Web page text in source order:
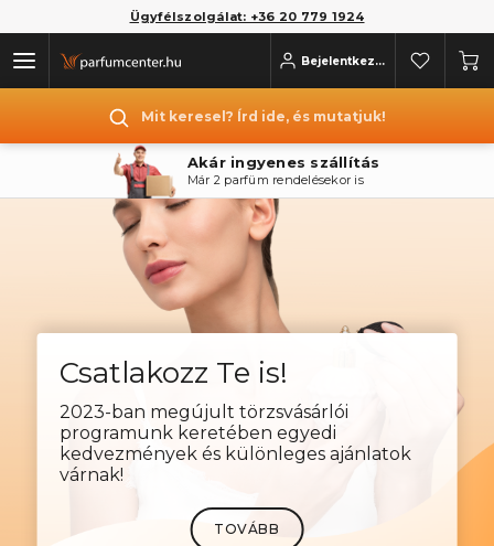
Ügyfélszolgálat: +36 20 779 1924
Bejelentkezés
Mit keresel? Írd ide, és mutatjuk!
Akár ingyenes szállítás
Már 2 parfüm rendelésekor is
Csatlakozz Te is!
2023-ban megújult törzsvásárlói
programunk keretében egyedi
kedvezmények és különleges ajánlatok
várnak!
TOVÁBB